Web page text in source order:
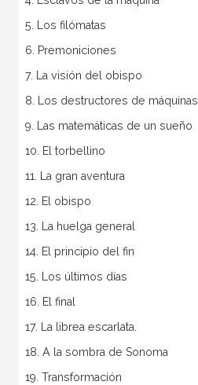
5. Los filómatas
6. Premoniciones
7. La visión del obispo
8. Los destructores de máquinas
9. Las matemáticas de un sueño
10. El torbellino
11. La gran aventura
12. El obispo
13. La huelga general
14. El principio del fin
15. Los últimos días
16. El final
17. La librea escarlata.
18. A la sombra de Sonoma
19. Transformación